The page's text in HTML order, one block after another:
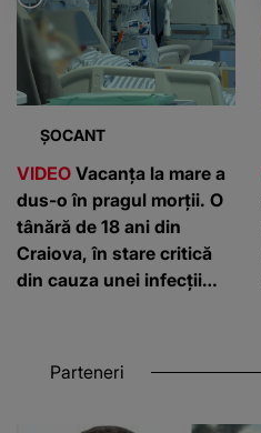
ȘOCANT
VIDEO Vacanța la mare a
dus-o în pragul morții. O
tânără de 18 ani din
Craiova, în stare critică
din cauza unei infecții
Parteneri